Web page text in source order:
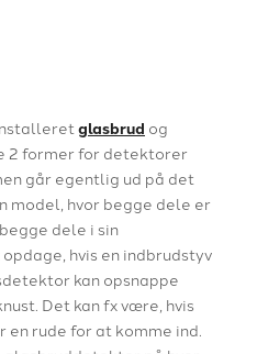
glasbrud og
2 former for detektorer
går egentlig ud på det
model, hvor begge dele er
dele i sin
hvis en indbrudstyv
kan opsnappe
Det kan fx være, hvis
rude for at komme ind.